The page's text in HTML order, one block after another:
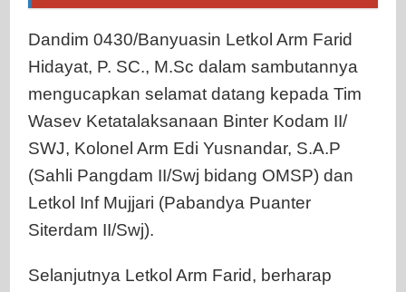
Dandim 0430/Banyuasin Letkol Arm Farid
Hidayat, P. SC., M.Sc dalam sambutannya
mengucapkan selamat datang kepada Tim
Wasev Ketatalaksanaan Binter Kodam II/
SWJ, Kolonel Arm Edi Yusnandar, S.A.P
(Sahli Pangdam II/Swj bidang OMSP) dan
Letkol Inf Mujjari (Pabandya Puanter
Siterdam II/Swj).
Selanjutnya Letkol Arm Farid, berharap